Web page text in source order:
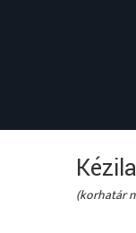
(korhatár